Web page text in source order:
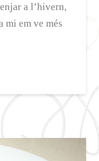
a l’hivern,
mi em ve més